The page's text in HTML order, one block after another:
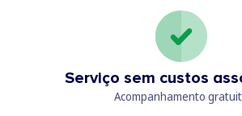
Serviço sem custos
Acompanhamento